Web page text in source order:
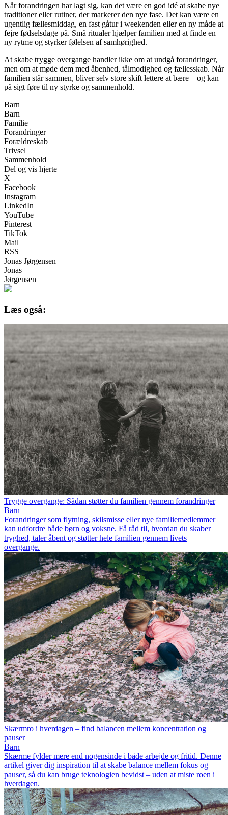
Når forandringen har lagt sig, kan det være en god idé at skabe nye
traditioner eller rutiner, der markerer den nye fase. Det kan være en
ugentlig fællesmiddag, en fast gåtur i weekenden eller en ny måde at
fejre fødselsdage på. Små ritualer hjælper familien med at finde en
ny rytme og styrker følelsen af samhørighed.
At skabe trygge overgange handler ikke om at undgå forandringer,
men om at møde dem med åbenhed, tålmodighed og fællesskab. Når
familien står sammen, bliver selv store skift lettere at bære – og kan
på sigt føre til ny styrke og sammenhold.
Barn
Barn
Familie
Forandringer
Forældreskab
Trivsel
Sammenhold
Del og vis hjerte
X
Facebook
Instagram
LinkedIn
YouTube
Pinterest
TikTok
Mail
RSS
Jonas Jørgensen
Jonas
Jørgensen
Læs også:
Trygge overgange: Sådan støtter du familien gennem forandringer
Barn
Forandringer som flytning, skilsmisse eller nye familiemedlemmer
kan udfordre både børn og voksne. Få råd til, hvordan du skaber
tryghed, taler åbent og støtter hele familien gennem livets
overgange.
Skærmro i hverdagen – find balancen mellem koncentration og
pauser
Barn
Skærme fylder mere end nogensinde i både arbejde og fritid. Denne
artikel giver dig inspiration til at skabe balance mellem fokus og
pauser, så du kan bruge teknologien bevidst – uden at miste roen i
hverdagen.